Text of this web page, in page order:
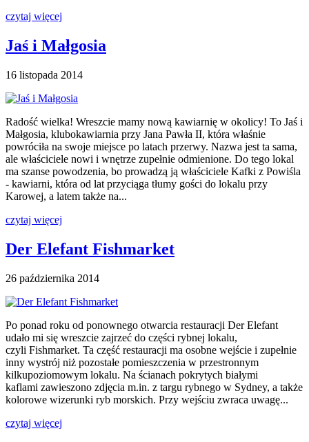
czytaj więcej
Jaś i Małgosia
16 listopada 2014
Radość wielka! Wreszcie mamy nową kawiarnię w okolicy! To Jaś i
Małgosia, klubokawiarnia przy Jana Pawła II, która właśnie
powróciła na swoje miejsce po latach przerwy. Nazwa jest ta sama,
ale właściciele nowi i wnętrze zupełnie odmienione. Do tego lokal
ma szanse powodzenia, bo prowadzą ją właściciele Kafki z Powiśla
- kawiarni, która od lat przyciąga tłumy gości do lokalu przy
Karowej, a latem także na...
czytaj więcej
Der Elefant Fishmarket
26 października 2014
Po ponad roku od ponownego otwarcia restauracji Der Elefant
udało mi się wreszcie zajrzeć do części rybnej lokalu,
czyli Fishmarket. Ta część restauracji ma osobne wejście i zupełnie
inny wystrój niż pozostałe pomieszczenia w przestronnym
kilkupoziomowym lokalu. Na ścianach pokrytych białymi
kaflami zawieszono zdjęcia m.in. z targu rybnego w Sydney, a także
kolorowe wizerunki ryb morskich. Przy wejściu zwraca uwagę...
czytaj więcej